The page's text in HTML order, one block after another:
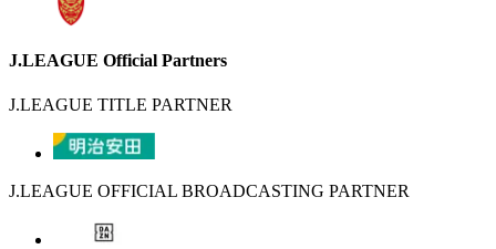
J.LEAGUE Official Partners
J.LEAGUE TITLE PARTNER
J.LEAGUE OFFICIAL BROADCASTING PARTNER